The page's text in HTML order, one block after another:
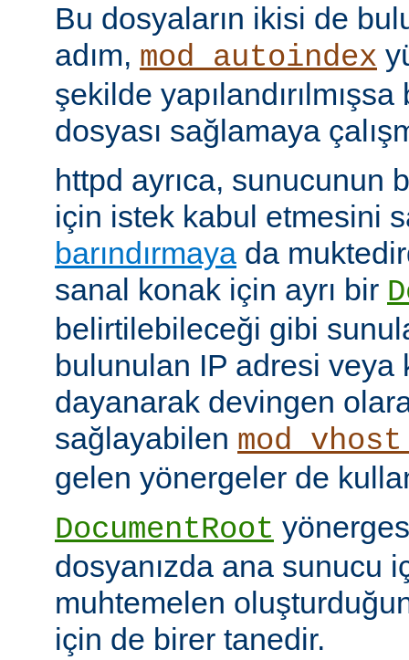
Bu dosyaların ikisi de
adım, mod_autoindex
şekilde
dosyası sağlamaya
httpd ayrıca, sunucunun
için istek kabul etmesini
barındırmaya da
sanal konak için ayrı bir
belirtilebileceği gibi
bulunulan IP adresi veya
dayanarak devingen
sağlayabilen
gelen yönergeler de
DocumentRoot
dosyanızda ana sunucu
muhtemelen
için de birer tanedir.